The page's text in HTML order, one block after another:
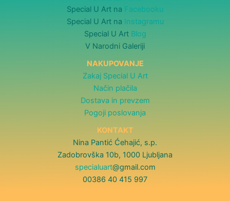
Special U Art na Facebooku
Special U Art na Instagramu
Special U ArtBlog
V Narodni Galeriji
NAKUPOVANJE
Zakaj Special U Art
Način plačila
Dostava in prevzem
Pogoji poslovanja
KONTAKT
Nina Pantić Ćehajić, s.p.
Zadobrovška 10b, 1000 Ljubljana
specialuart@gmail.com
00386 40 415 997